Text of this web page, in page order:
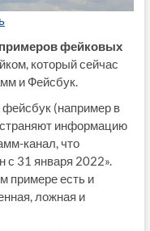
фейковых
который сейчас
и Фейсбук.
фейсбук (например в
информацию
канал, что
с 31 января 2022».
примере есть и
ложная и